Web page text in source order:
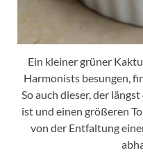
Ein kleiner grüner
Harmonists besungen,
So auch dieser, der
ist und einen größeren
von der Entfaltung